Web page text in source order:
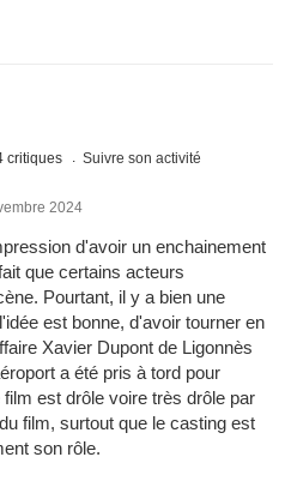
critiques Suivre son activité
2024
d'avoir un enchainement
que certains acteurs
Pourtant, il y a bien une
est bonne, d'avoir tourner en
Xavier Dupont de Ligonnès
a été pris à tord pour
est drôle voire très drôle par
film, surtout que le casting est
son rôle.